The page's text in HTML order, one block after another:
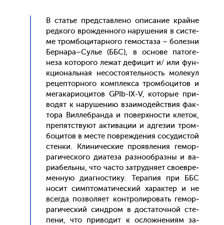
В статье пред­став­ле­но опи­сание край­не
ред­ко­го врож­денно­го на­руше­ния в сис­те­
ме тром­бо­цитар­но­го ге­мос­та­за – бо­лез­ни
Бер­на­ра–Сулье (ББС), в ос­но­ве па­тоге­
неза ко­торо­го ле­жат де­фицит и/ или фун­
кци­ональ­ная не­сос­то­ятель­ность мо­лекул
ре­цеп­торно­го ком­плек­са тром­бо­цитов и
ме­гака­ри­оци­тов GPIb-IX-V, ко­торые при­
водят к на­руше­нию вза­имо­дей­ствия фак­
то­ра Вил­лебран­да и по­вер­хнос­ти кле­ток,
пре­пятс­тву­ют ак­ти­вации и ад­ге­зии тром­
бо­цитов в мес­те пов­режде­ния со­судис­той
стен­ки. Кли­ничес­кие про­яв­ле­ния ге­мор­
ра­гичес­ко­го ди­ате­за раз­но­об­разны и ва­
ри­абель­ны, что час­то зат­рудня­ет сво­ев­ре­
мен­ную ди­аг­ности­ку. Те­рапия при ББС
но­сит сим­пто­мати­чес­кий ха­рак­тер и не
всег­да поз­во­ля­ет кон­тро­лиро­вать ге­мор­
ра­гичес­кий син­дром в дос­та­точ­ной сте­
пени, что при­водит к ос­ложне­ни­ям за­